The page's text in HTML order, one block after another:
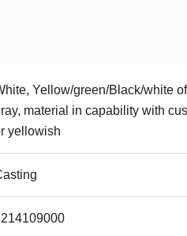
Yellow/green/Black/white
material in capability with
yellowish